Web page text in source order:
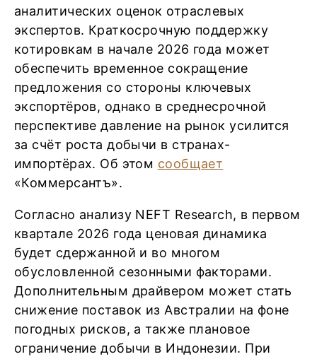
аналитических оценок отраслевых
экспертов. Краткосрочную поддержку
котировкам в начале 2026 года может
обеспечить временное сокращение
предложения со стороны ключевых
экспортёров, однако в среднесрочной
перспективе давление на рынок усилится
за счёт роста добычи в странах-
импортёрах. Об этом сообщает
«Коммерсантъ».
Согласно анализу NEFT Research, в первом
квартале 2026 года ценовая динамика
будет сдержанной и во многом
обусловленной сезонными факторами.
Дополнительным драйвером может стать
снижение поставок из Австралии на фоне
погодных рисков, а также плановое
ограничение добычи в Индонезии. При